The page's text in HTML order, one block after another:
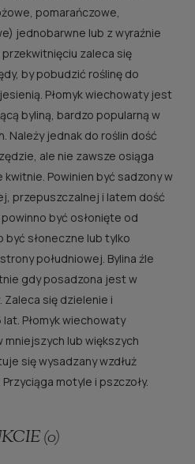
pomarańczowe,
jednobarwne lub z wyraźnie
zaleca się
by pobudzić roślinę do
Płomyk wiechowaty jest
byliną, bardzo popularną w
Należy jednak do roślin dość
ale nie zawsze osiąga
kwitnie. Powinien być sadzony w
przepuszczalnej i latem dość
być osłonięte od
słoneczne lub tylko
południowej. Bylina źle
gdy posadzona jest w
się dzielenie i
Płomyk wiechowaty
mniejszych lub większych
się wysadzany wzdłuż
motyle i pszczoły.
(0)